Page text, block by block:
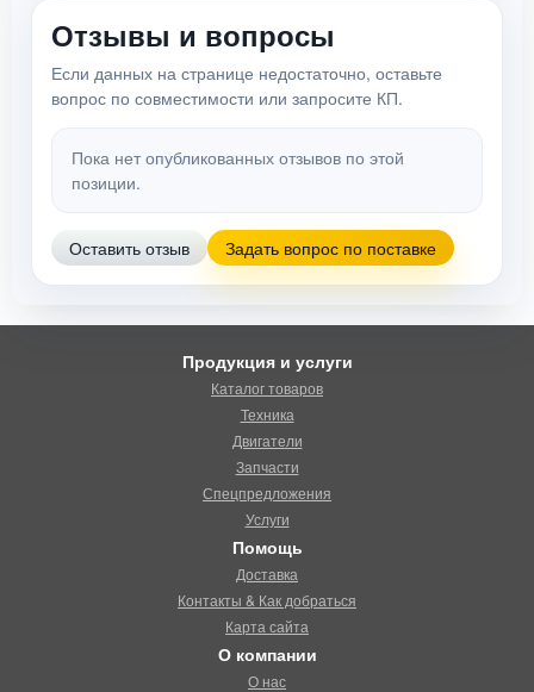
Отзывы и вопросы
Если данных на странице недостаточно, оставьте
вопрос по совместимости или запросите КП.
Пока нет опубликованных отзывов по этой
позиции.
Оставить отзыв Задать вопрос по поставке
Продукция и услуги
Каталог товаров
Техника
Двигатели
Запчасти
Спецпредложения
Услуги
Помощь
Доставка
Контакты & Как добраться
Карта сайта
О компании
О нас